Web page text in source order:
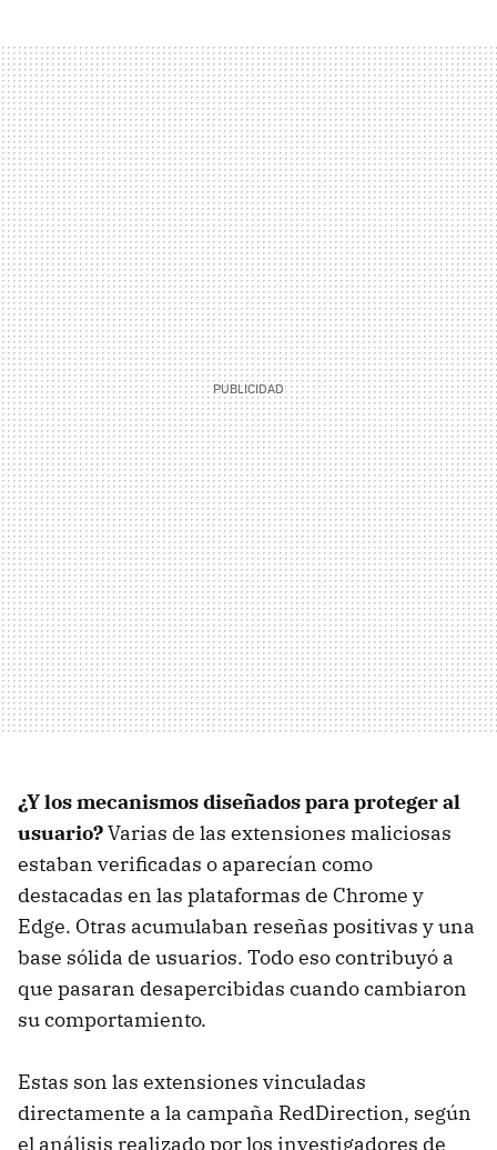
¿Y los mecanismos diseñados para proteger al
usuario?Varias de las extensiones maliciosas
estaban verificadas o aparecían como
destacadas en las plataformas de Chrome y
Edge. Otras acumulaban reseñas positivas y una
base sólida de usuarios. Todo eso contribuyó a
que pasaran desapercibidas cuando cambiaron
su comportamiento.
Estas son las extensiones vinculadas
directamente a la campaña RedDirection, según
el análisis realizado por los investigadores de